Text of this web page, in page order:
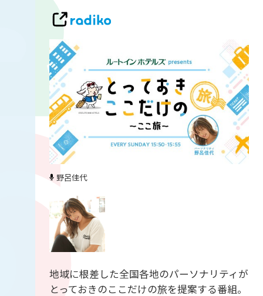
野呂佳代
地域に根差した全国各地のパーソナリティが
とっておきのここだけの旅を提案する番組。